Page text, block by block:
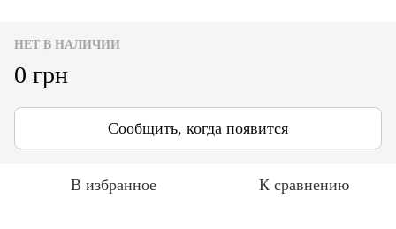
НЕТ В НАЛИЧИИ
0 грн
Сообщить, когда появится
В избранное К сравнению